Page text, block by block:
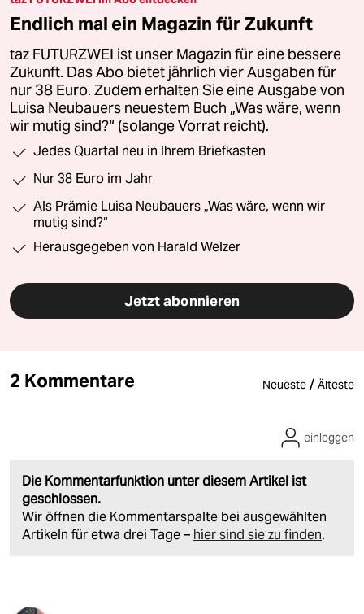
Endlich mal ein Magazin für Zukunft
taz FUTURZWEI ist unser Magazin für eine bessere
Zukunft. Das Abo bietet jährlich vier Ausgaben für
nur 38 Euro. Zudem erhalten Sie eine Ausgabe von
Luisa Neubauers neuestem Buch „Was wäre, wenn
wir mutig sind?“ (solange Vorrat reicht).
Jedes Quartal neu in Ihrem Briefkasten
Nur 38 Euro im Jahr
Als Prämie Luisa Neubauers „Was wäre, wenn wir
mutig sind?“
Herausgegeben von Harald Welzer
Jetzt abonnieren
2 Kommentare Neueste / Älteste
Die Kommentarfunktion unter diesem Artikel ist
geschlossen.
Wir öffnen die Kommentarspalte bei ausgewählten
Artikeln für etwa drei Tage – hier sind sie zu finden.
einloggen